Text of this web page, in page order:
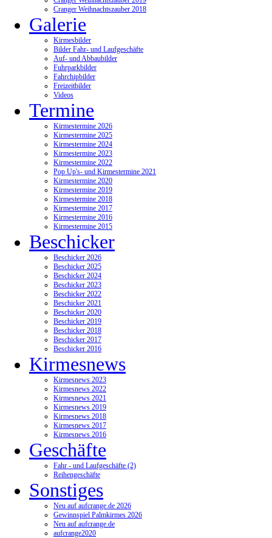
Cranger Weihnachtszauber 2018
Galerie
Kirmesbilder
Bilder Fahr- und Laufgeschäfte
Auf- und Abbaubilder
Fuhrparkbilder
Fahrchipbilder
Freizeitbilder
Videos
Termine
Kirmestermine 2026
Kirmestermine 2025
Kirmestermine 2024
Kirmestermine 2023
Kirmestermine 2022
Pop Up's- und Kirmestermine 2021
Kirmestermine 2020
Kirmestermine 2019
Kirmestermine 2018
Kirmestermine 2017
Kirmestermine 2016
Kirmestermine 2015
Beschicker
Beschicker 2026
Beschicker 2025
Beschicker 2024
Beschicker 2023
Beschicker 2022
Beschicker 2021
Beschicker 2020
Beschicker 2019
Beschicker 2018
Beschicker 2017
Beschicker 2016
Kirmesnews
Kirmesnews 2023
Kirmesnews 2022
Kirmesnews 2021
Kirmesnews 2019
Kirmesnews 2018
Kirmesnews 2017
Kirmesnews 2016
Geschäfte
Fahr - und Laufgeschäfte (2)
Reihengeschäfte
Sonstiges
Neu auf aufcrange.de 2026
Gewinnspiel Palmkirmes 2026
Neu auf aufcrange.de
aufcrange2020